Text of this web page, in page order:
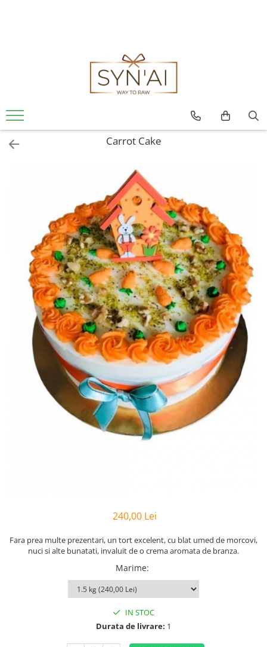
Carrot Cake
240,00 Lei
Fara prea multe prezentari, un tort excelent, cu blat umed de morcovi,
nuci si alte bunatati, invaluit de o crema aromata de branza.
Marime:
IN STOC
Durata de livrare: 1